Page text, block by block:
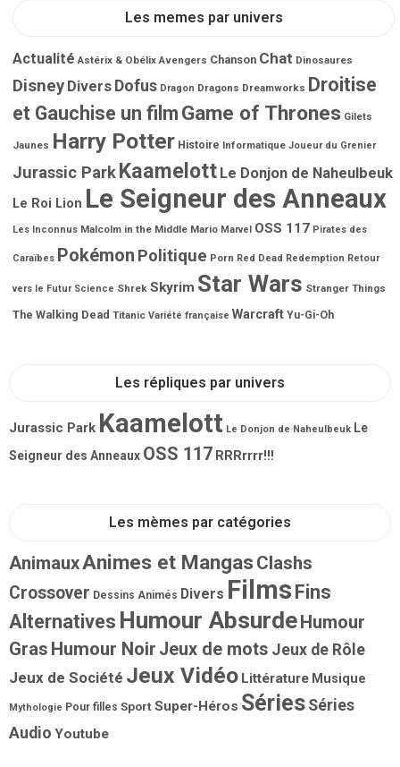
Les memes par univers
Actualité Astérix & Obélix Avengers Chanson Chat Dinosaures
Disney Divers Dofus Dragon Dragons Dreamworks Droitise
et Gauchise un film Game of Thrones Gilets
Jaunes Harry Potter Histoire Informatique Joueur du Grenier
Jurassic ParkKaamelott Le Donjon de Naheulbeuk
Le Roi Lion Le Seigneur des Anneaux
Les Inconnus Malcolm in the Middle Mario Marvel OSS 117 Pirates des
Caraïbes Pokémon Politique Porn Red Dead Redemption Retour
vers le Futur Science Shrek Skyrim Star Wars Stranger Things
The Walking Dead Titanic Variété française Warcraft Yu-Gi-Oh
Les répliques par univers
Jurassic Park Kaamelott Le Donjon de Naheulbeuk Le
Seigneur des Anneaux OSS 117 RRRrrrr!!!
Les mèmes par catégories
AnimauxAnimes et MangasClashs
Crossover Dessins Animés Divers Films Fins
Alternatives Humour AbsurdeHumour
Gras Humour Noir Jeux de mots Jeux de Rôle
Jeux de Société Jeux Vidéo Littérature Musique
Mythologie Pour filles SportSuper-Héros Séries Séries
Audio Youtube